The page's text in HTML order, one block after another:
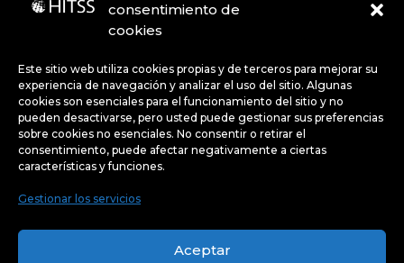
consentimiento de
cookies
Este sitio web utiliza cookies propias y de terceros para mejorar su
experiencia de navegación y analizar el uso del sitio. Algunas
cookies son esenciales para el funcionamiento del sitio y no
pueden desactivarse, pero usted puede gestionar sus preferencias
sobre cookies no esenciales. No consentir o retirar el
consentimiento, puede afectar negativamente a ciertas
características y funciones.
Gestionar los servicios
Aceptar
Código de Ética
Avisos de privacidad
Políticas
Uso de Cookies:Este sitio web utiliza cookies propias y
analizar el uso del sitio. Algunas cookies son esenciales